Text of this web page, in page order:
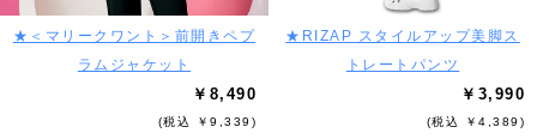
★＜マリークワント＞前開きペプ
ラムジャケット
￥8,490
(税込 ￥9,339)
★RIZAP スタイルアップ美脚ス
トレートパンツ
￥3,990
(税込 ￥4,389)